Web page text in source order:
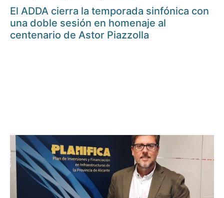
El ADDA cierra la temporada sinfónica con
una doble sesión en homenaje al
centenario de Astor Piazzolla